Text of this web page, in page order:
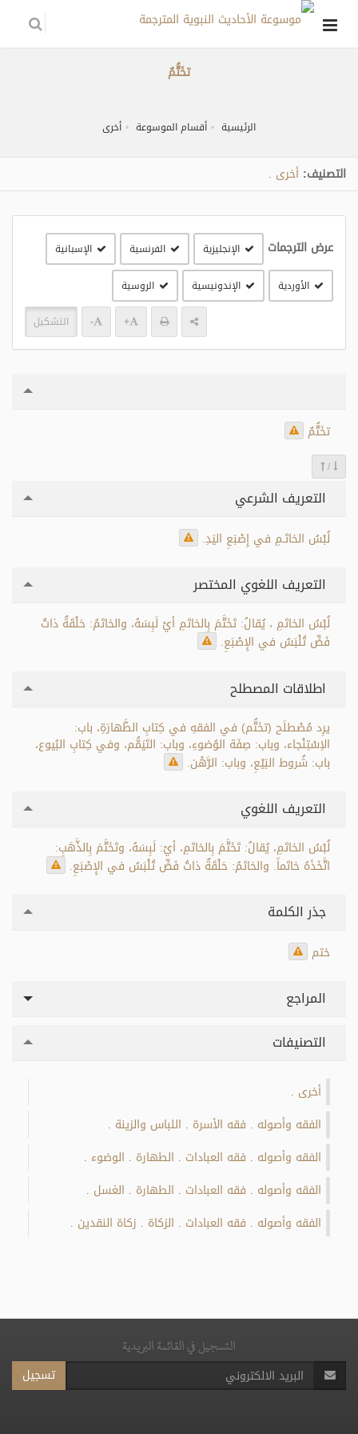
تخَتُّمٌ
الرئيسية أقسام الموسوعة أخرى
التصنيف: أخرى
عرض الترجمات الإنجليزية الفرنسية الإسبانية
الأوردية الإندونيسية الروسية
+
- التشكيل
تخَتُّمٌ
/
التعريف الشرعي
لُبْسُ الخاتَـمِ في إِصْبَعِ اليَدِ.
التعريف اللغوي المختصر
لُبْسُ الخاتَمِ ، يُقالُ: تَخَتَّمَ بِالخاتَمِ أيْ لَبِسَهُ، والخاتَمُ: حَلْقَةٌ ذاتُ
فَصٍّ تُلْبَسُ في الإِصْبَعِ.
اطلاقات المصطلح
يرِد مُصْطلَح (تخَتُّم) في الفقهِ في كِتابِ الطَّهارَةِ، باب:
الاِسْتِنْجاء، وباب: صِفَة الوُضوءِ، وباب: التَيَمُّم، وفي كِتابِ البُيوع،
باب: شُروط البَيْعِ، وباب: الرَّهْن.
التعريف اللغوي
لُبْسُ الخاتَمِ، يُقالُ: تَخَتَّمَ بِالخاتَمِ، أيْ: لَبِسَهُ، وتَخَتَّمَ بِالذَّهَبِ:
اتَّخَذَهُ خاتَماً. والخاتَمُ: حَلْقَةٌ ذاتُ فَصٍّ تُلْبَسُ في الإِصْبَعِ.
جذر الكلمة
ختم
المراجع
التصنيفات
أخرى
الفقه وأصوله فقه الأسرة اللباس والزينة
الفقه وأصوله فقه العبادات الطهارة الوضوء
الفقه وأصوله فقه العبادات الطهارة الغسل
الفقه وأصوله فقه العبادات الزكاة زكاة النقدين
التسجيل في القائمة البريدية
تسجيل